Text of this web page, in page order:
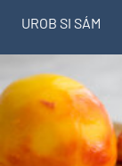
UROB SI SÁM